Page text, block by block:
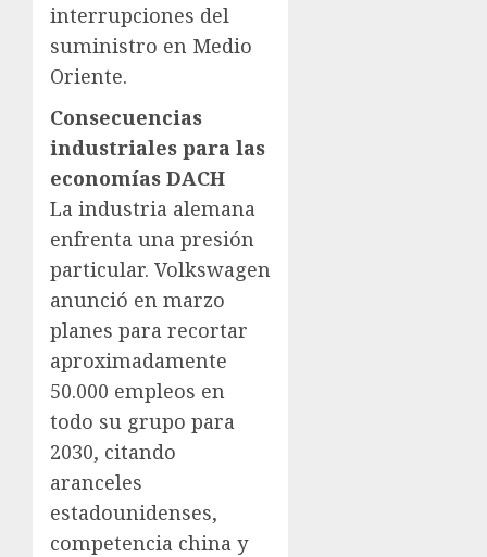
interrupciones del
suministro en Medio
Oriente.
Consecuencias
industriales para las
economías DACH
La industria alemana
enfrenta una presión
particular. Volkswagen
anunció en marzo
planes para recortar
aproximadamente
50.000 empleos en
todo su grupo para
2030, citando
aranceles
estadounidenses,
competencia china y